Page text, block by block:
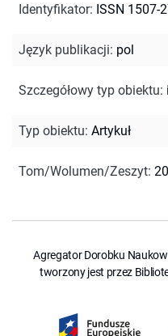
Identyfikator: ISSN 1507-
Język publikacji: pol
Szczegółowy typ obiektu:
Typ obiektu: Artykuł
Tom/Wolumen/Zeszyt:
Agregator Dorobku
tworzony jest przez